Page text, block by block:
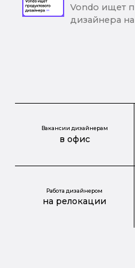
Vondo ищет
дизайнера
Вакансии дизайнерам
в офис
Работа дизайнером
на релокации